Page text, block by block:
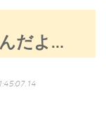
だよ…